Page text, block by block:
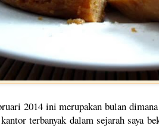
ri 2014 ini merupakan bulan
kantorterbanyak dalam sejarah saya